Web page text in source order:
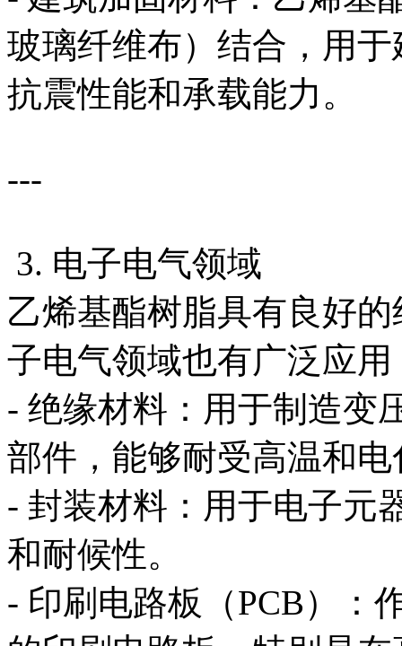
玻璃纤维布）结合，用
抗震性能和承载能力。
---
3. 电子电气领域
乙烯基酯树脂具有良好
子电气领域也有广泛应用
- 绝缘材料：用于制造变
部件，能够耐受高温和
- 封装材料：用于电子元
和耐候性。
- 印刷电路板（PCB）：